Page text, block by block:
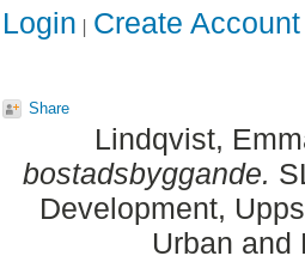
Login Create Account
Share
Lindqvist,
bostadsbyggande.
Development,
Urban and